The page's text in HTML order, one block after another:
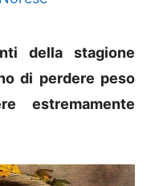
della stagione
di perdere peso
estremamente